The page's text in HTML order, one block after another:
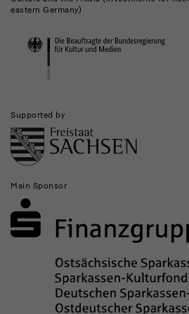
and
Institutions
eastern Germany)
Supported by
Main Sponsor